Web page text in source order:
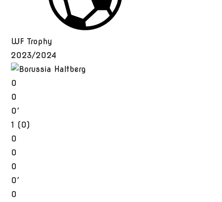
WF Trophy
2023/2024
0
0
0′
1 (0)
0
0
0
0′
0